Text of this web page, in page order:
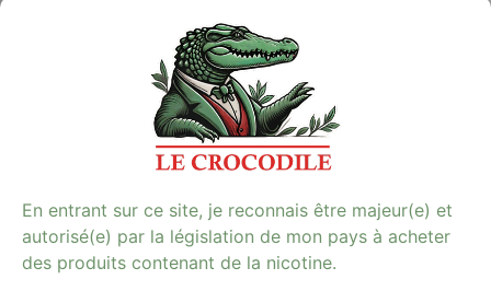
d’autres. Choisissez la qualité et le plaisir avec le
LIQUIDEO 12 KIT BATTERIE POD POMME GLACÉE.
**Mots-clés :** e-cigarette, tabac, qualité
**Contexte image :** liquideo-12-kit-batterie-pod-
pomme-glacee.jpg
En entrant sur ce site, je reconnais être majeur(e) et
autorisé(e) par la législation de mon pays à acheter
des produits contenant de la nicotine.